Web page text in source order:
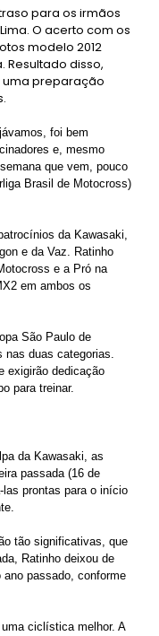
para os irmãos
O acerto com os
modelo 2012
disso,
uma preparação
foi bem
e, mesmo
que vem, pouco
Brasil de Motocross)
da Kawasaki,
e da Vaz. Ratinho
e a Pró na
em ambos os
São Paulo de
nas duas categorias.
exigirão dedicação
para treinar.
da Kawasaki, as
passada (16 de
las prontas para o início
tão significativas, que
Ratinho deixou de
passado, conforme
ciclística melhor. A